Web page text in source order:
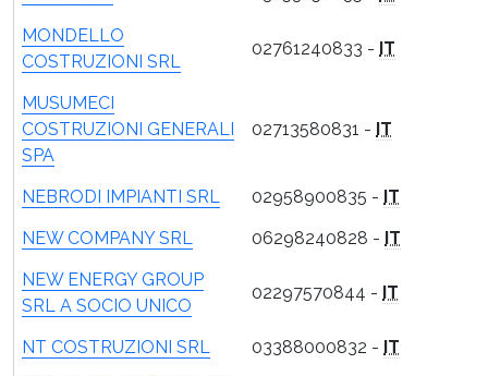
MONDELLO
COSTRUZIONI SRL
02761240833 - IT
MUSUMECI
COSTRUZIONI GENERALI
SPA
02713580831 - IT
NEBRODI IMPIANTI SRL 02958900835 - IT
NEW COMPANY SRL
06298240828 - IT
NEW ENERGY GROUP
SRL A SOCIO UNICO
02297570844 - IT
NT COSTRUZIONI SRL 03388000832 - IT